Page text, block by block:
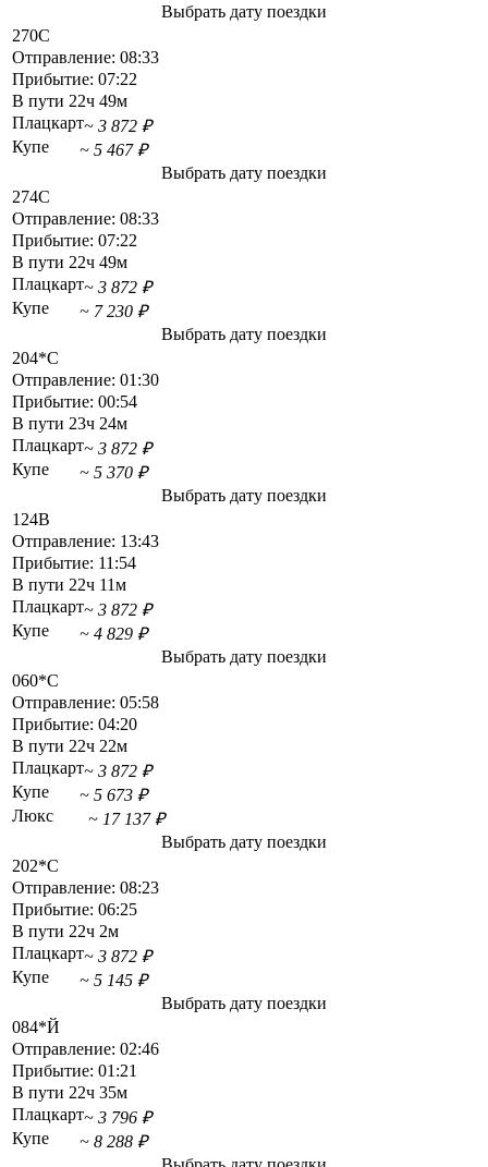
Выбрать дату поездки
270С
Отправление: 08:33
Прибытие: 07:22
В пути 22ч 49м
Плацкарт~ 3 872 ₽
Купе
~ 5 467 ₽
Выбрать дату поездки
274С
Отправление: 08:33
Прибытие: 07:22
В пути 22ч 49м
Плацкарт~ 3 872 ₽
Купе
~ 7 230 ₽
Выбрать дату поездки
204*С
Отправление: 01:30
Прибытие: 00:54
В пути 23ч 24м
Плацкарт~ 3 872 ₽
Купе
~ 5 370 ₽
Выбрать дату поездки
124В
Отправление: 13:43
Прибытие: 11:54
В пути 22ч 11м
Плацкарт~ 3 872 ₽
Купе
~ 4 829 ₽
Выбрать дату поездки
060*С
Отправление: 05:58
Прибытие: 04:20
В пути 22ч 22м
Плацкарт~ 3 872 ₽
Купе
~ 5 673 ₽
Люкс
~ 17 137 ₽
Выбрать дату поездки
202*С
Отправление: 08:23
Прибытие: 06:25
В пути 22ч 2м
Плацкарт~ 3 872 ₽
Купе
~ 5 145 ₽
Выбрать дату поездки
084*Й
Отправление: 02:46
Прибытие: 01:21
В пути 22ч 35м
Плацкарт~ 3 796 ₽
Купе
~ 8 288 ₽